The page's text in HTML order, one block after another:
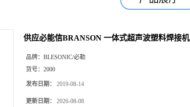
供应必能信BRANSON 一体式超声波塑料焊接机
品牌： BLESONIC/必勒
货号： 2000
发布日期： 2019-08-14
更新日期： 2026-08-08